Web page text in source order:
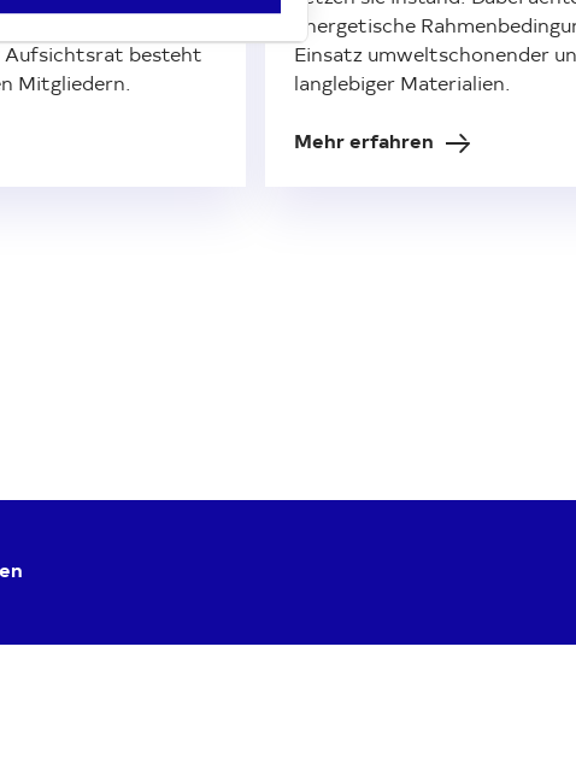
Aufsichtsrat besteht
Mitgliedern.
energetische
Einsatz umweltschonender
langlebiger Materialien.
Mehr erfahren